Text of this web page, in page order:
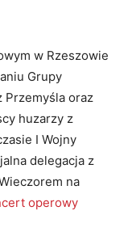
w Rzeszowie
Grupy
oraz
huzarzy z
I Wojny
delegacja z
na
operowy